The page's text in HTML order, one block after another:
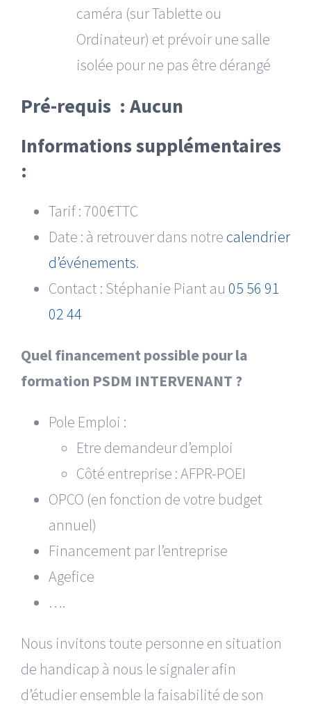
caméra (sur Tablette ou
Ordinateur) et prévoir une salle
isolée pour ne pas être dérangé
Pré-requis : Aucun
Informations supplémentaires
:
Tarif : 700€TTC
Date : à retrouver dans notre calendrier
d’événements.
Contact : Stéphanie Piant au 05 56 91
02 44
Quel financement possible pour la
formation PSDM INTERVENANT ?
Pole Emploi :
Etre demandeur d’emploi
Côté entreprise : AFPR-POEI
OPCO (en fonction de votre budget
annuel)
Financement par l’entreprise
Agefice
….
Nous invitons toute personne en situation
de handicap à nous le signaler afin
d’étudier ensemble la faisabilité de son